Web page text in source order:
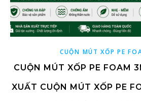
CUỘN MÚT XỐP PE
CUỘN MÚT XỐP PE FOAM
XUẤT CUỘN MÚT XỐP PE